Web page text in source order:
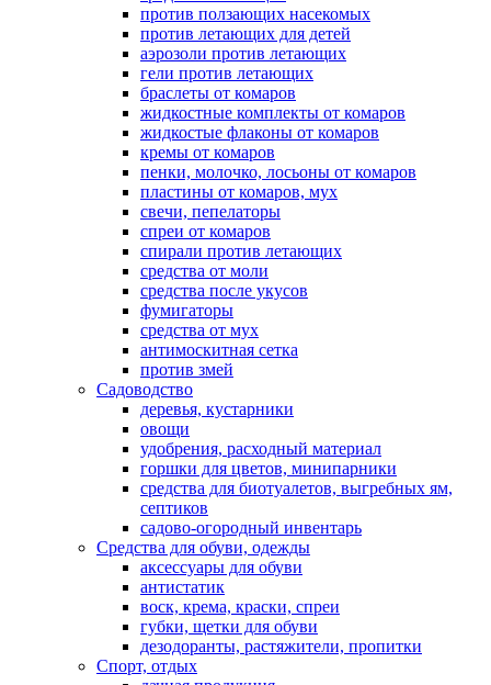
против ползающих насекомых
против летающих для детей
аэрозоли против летающих
гели против летающих
браслеты от комаров
жидкостные комплекты от комаров
жидкостые флаконы от комаров
кремы от комаров
пенки, молочко, лосьоны от комаров
пластины от комаров, мух
свечи, пепелаторы
спреи от комаров
спирали против летающих
средства от моли
средства после укусов
фумигаторы
средства от мух
антимоскитная сетка
против змей
Садоводство
деревья, кустарники
овощи
удобрения, расходный материал
горшки для цветов, минипарники
средства для биотуалетов, выгребных ям,
септиков
садово-огородный инвентарь
Средства для обуви, одежды
аксессуары для обуви
антистатик
воск, крема, краски, спреи
губки, щетки для обуви
дезодоранты, растяжители, пропитки
Спорт, отдых